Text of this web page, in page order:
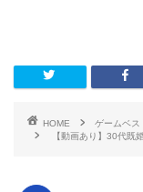
HOME
ゲームベス
【動画あり】30代既